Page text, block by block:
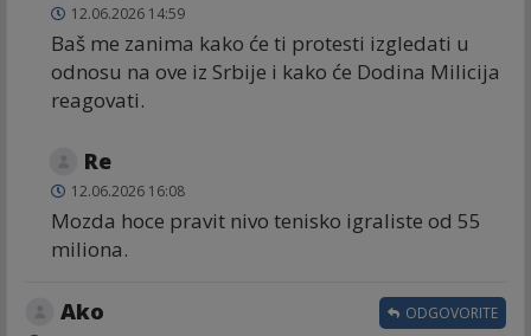
12.06.2026 14:59
Baš me zanima kako će ti protesti izgledati u
odnosu na ove iz Srbije i kako će Dodina Milicija
reagovati.
Re
12.06.2026 16:08
Mozda hoce pravit nivo tenisko igraliste od 55
miliona.
Ako ODGOVORITE